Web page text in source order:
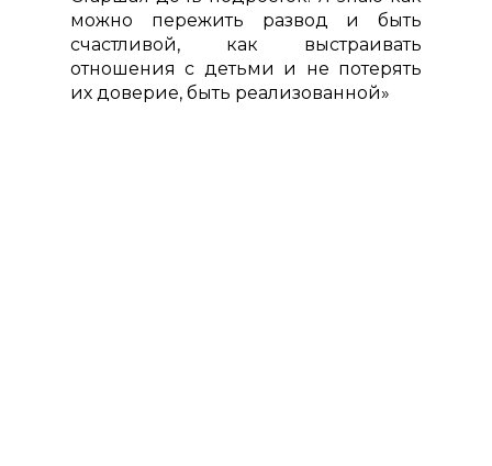
можно пережить развод и быть
счастливой, как выстраивать
отношения с детьми и не потерять
их доверие, быть реализованной»